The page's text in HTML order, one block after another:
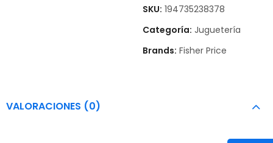
SKU: 194735238378
Categoría: Juguetería
Brands: Fisher Price
VALORACIONES (0)